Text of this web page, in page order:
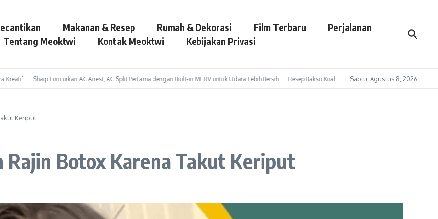
Makanan & Resep Rumah & Dekorasi Film Terbaru
Perjalanan
Tentang Meoktwi
Kontak Meoktwi Kebijakan Privasi
Sharp Luncurkan AC Airest, AC Split Pertama dengan Built-in MERV untuk Udara Lebih Bersih Resep Bakso Kuah Pedas: Kuah Gurih Segar dengan Sensasi
Sabtu, Agustus 8, 2026
Keriput
Rajin Botox Karena Takut Keriput